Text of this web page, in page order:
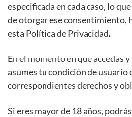
especificada en cada caso, lo
de otorgar ese consentimiento,
esta Política de Privacidad.
En el momento en que accedas
asumes tu condición de usuario
correspondientes derechos y
Si eres mayor de 18 años,